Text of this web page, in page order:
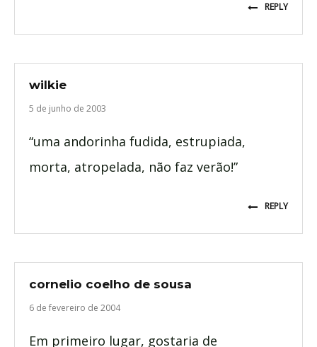
REPLY
wilkie
5 de junho de 2003
“uma andorinha fudida, estrupiada,
morta, atropelada, não faz verão!”
REPLY
cornelio coelho de sousa
6 de fevereiro de 2004
Em primeiro lugar, gostaria de